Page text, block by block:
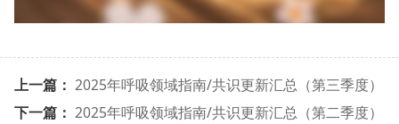
上一篇： 2025年呼吸领域指南/共识更新汇总（第三季度）
下一篇： 2025年呼吸领域指南/共识更新汇总（第二季度）